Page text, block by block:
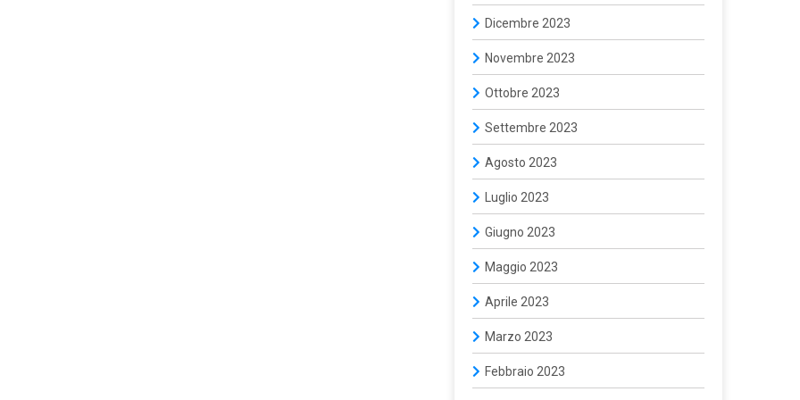
Dicembre 2023
Novembre 2023
Ottobre 2023
Settembre 2023
Agosto 2023
Luglio 2023
Giugno 2023
Maggio 2023
Aprile 2023
Marzo 2023
Febbraio 2023